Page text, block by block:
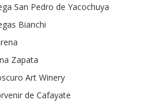
San Pedro de Yacochuya
Bianchi
Zapata
Art Winery
de Cafayate